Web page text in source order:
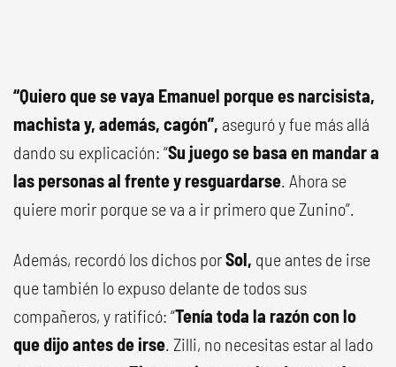
“Quiero que se vaya Emanuel porque es narcisista,
machista y, además, cagón”, aseguró y fue más allá
dando su explicación: “Su juego se basa en mandar a
las personas al frente y resguardarse. Ahora se
quiere morir porque se va a ir primero que Zunino”.
Además, recordó los dichos porSol, que antes de irse
que también lo expuso delante de todos sus
compañeros, y ratificó: “Tenía toda la razón con lo
que dijo antes de irse. Zilli, no necesitas estar al lado